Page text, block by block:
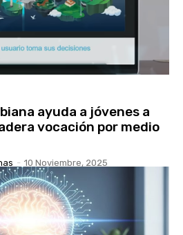
ayuda a jóvenes a
vocación por medio
- 10 Noviembre, 2025